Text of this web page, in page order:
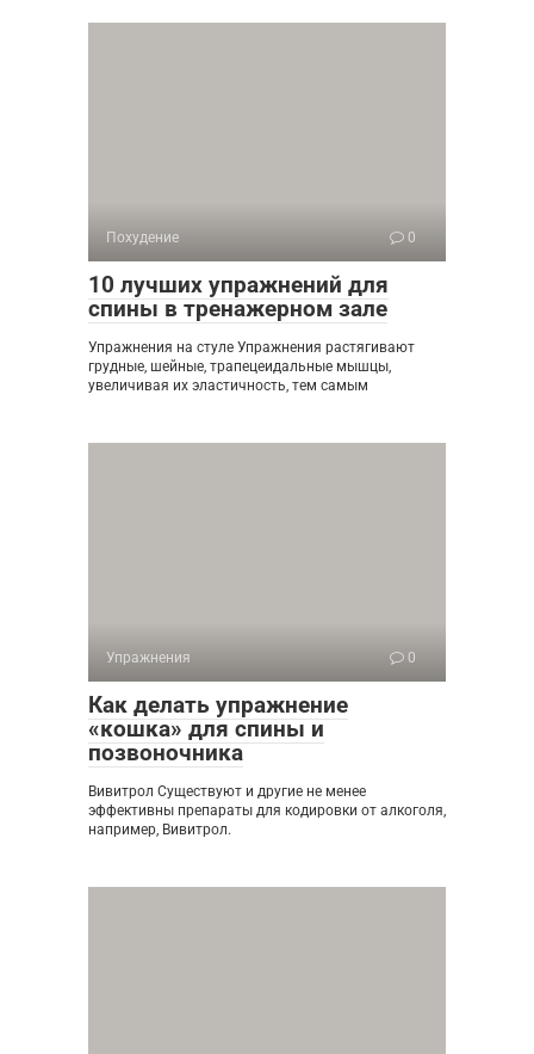
Похудение 0
10 лучших упражнений для
спины в тренажерном зале
Упражнения на стуле Упражнения растягивают
грудные, шейные, трапецеидальные мышцы,
увеличивая их эластичность, тем самым
Упражнения 0
Как делать упражнение
«кошка» для спины и
позвоночника
Вивитрол Существуют и другие не менее
эффективны препараты для кодировки от алкоголя,
например, Вивитрол.